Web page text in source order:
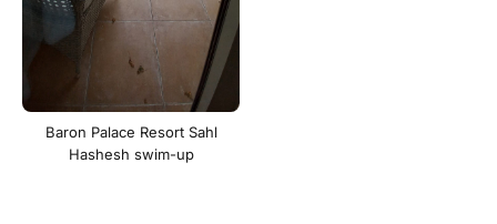
Baron Palace Resort Sahl
Hashesh swim-up